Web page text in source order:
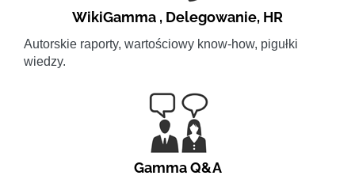
WikiGamma , Delegowanie, HR
Autorskie raporty, wartościowy know-how, pigułki
wiedzy.
Gamma Q&A